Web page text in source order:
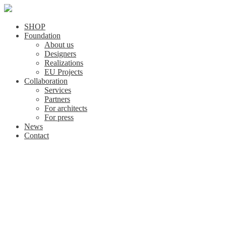
SHOP
Foundation
About us
Designers
Realizations
EU Projects
Collaboration
Services
Partners
For architects
For press
News
Contact